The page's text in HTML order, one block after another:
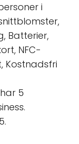
i
Batterier,
NFC-
Kostnadsfri
5